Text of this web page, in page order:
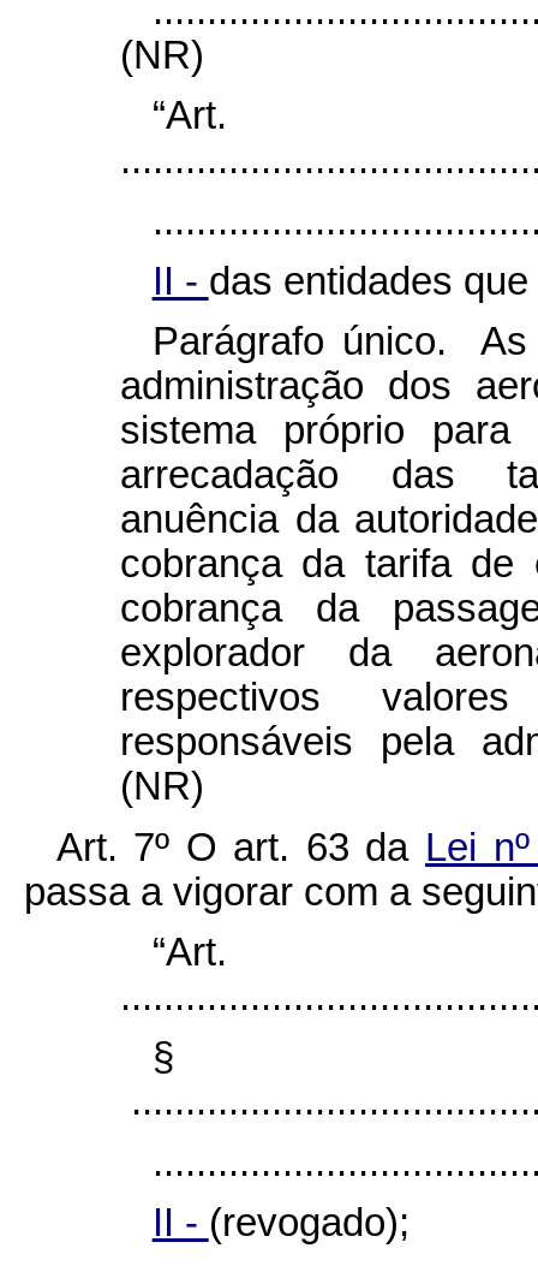
(NR)
II - das entidades
Parágrafo único. As
administração dos
sistema próprio para
arrecadação das
anuência da
cobrança da tarifa de
cobrança da
explorador da
respectivos
responsáveis pela
(NR)
Art. 7º O art. 63 da Lei
passa a vigorar com a
§
II - (revogado);